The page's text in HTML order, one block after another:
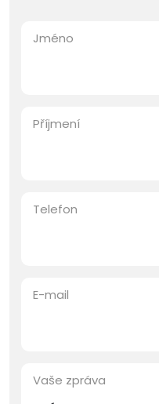
Jméno
Příjmení
Telefon
E-mail
Vaše zpráva